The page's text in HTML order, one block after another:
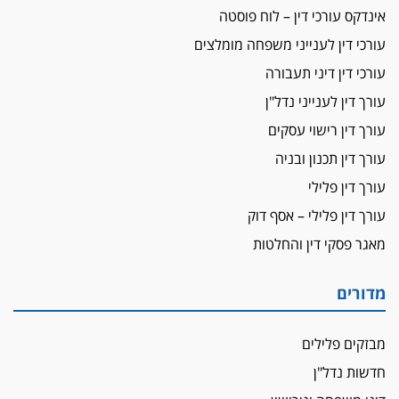
פיקטיביות בשם פלסטינים
על המידתיות
ביה"ד המשמעתי ביטל השעיה לצמיתות של
עורכת-דין שהביעה שמחה ב-7 באוקטובר
אשם
עו"ד הלל בבייב הורשע בהונאת עשרות לקוחות,
ההסדר: 7-9 שנות מאסר
דין ומקרקעין
עורך דין ברמת השרון נחקר בחשד למרמה בעסקת
תובעת משטרתית פוטרה בחשד לעישון סמים
שנחשף בפעילות בלשים בטלגרם
לא בכל יום
הכנסת אישרה
אינדקס עורכי דין – לוח פוסטה
עורכי דין לענייני משפחה מומלצים
עורכי דין דיני תעבורה
עורך דין לענייני נדל"ן
עורך דין רישוי עסקים
עורך דין תכנון ובניה
עורך דין פלילי
עורך דין פלילי – אסף דוק
מאגר פסקי דין והחלטות
מדורים
מבזקים פלילים
חדשות נדל"ן